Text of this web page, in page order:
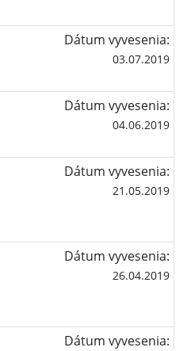
Dátum vyvesenia:
03.07.2019
Dátum vyvesenia:
04.06.2019
Dátum vyvesenia:
21.05.2019
Dátum vyvesenia:
26.04.2019
Dátum vyvesenia: